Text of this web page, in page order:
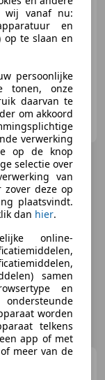
kW (110 PK)
wij vanaf nu:
en
op te slaan en
persoonlijke
tonen, onze
daarvan te
om akkoord
verwerking
op de knop
selectie over
van
zover deze op
plaatsvindt.
dan hier.
online-
samen
en
worden
telkens
app of met
meer van de